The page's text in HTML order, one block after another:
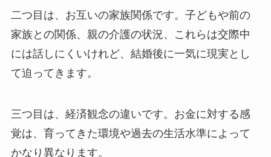
二つ目は、お互いの家族関係です。子どもや前の
家族との関係、親の介護の状況、これらは交際中
には話しにくいけれど、結婚後に一気に現実とし
て迫ってきます。
三つ目は、経済観念の違いです。お金に対する感
覚は、育ってきた環境や過去の生活水準によって
かなり異なります。